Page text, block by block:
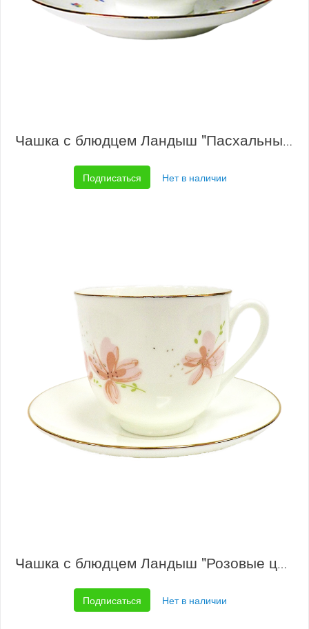
Чашка с блюдцем Ландыш "Пасхальный"
Подписаться Нет в наличии
Чашка с блюдцем Ландыш "Розовые цветы"
Подписаться Нет в наличии